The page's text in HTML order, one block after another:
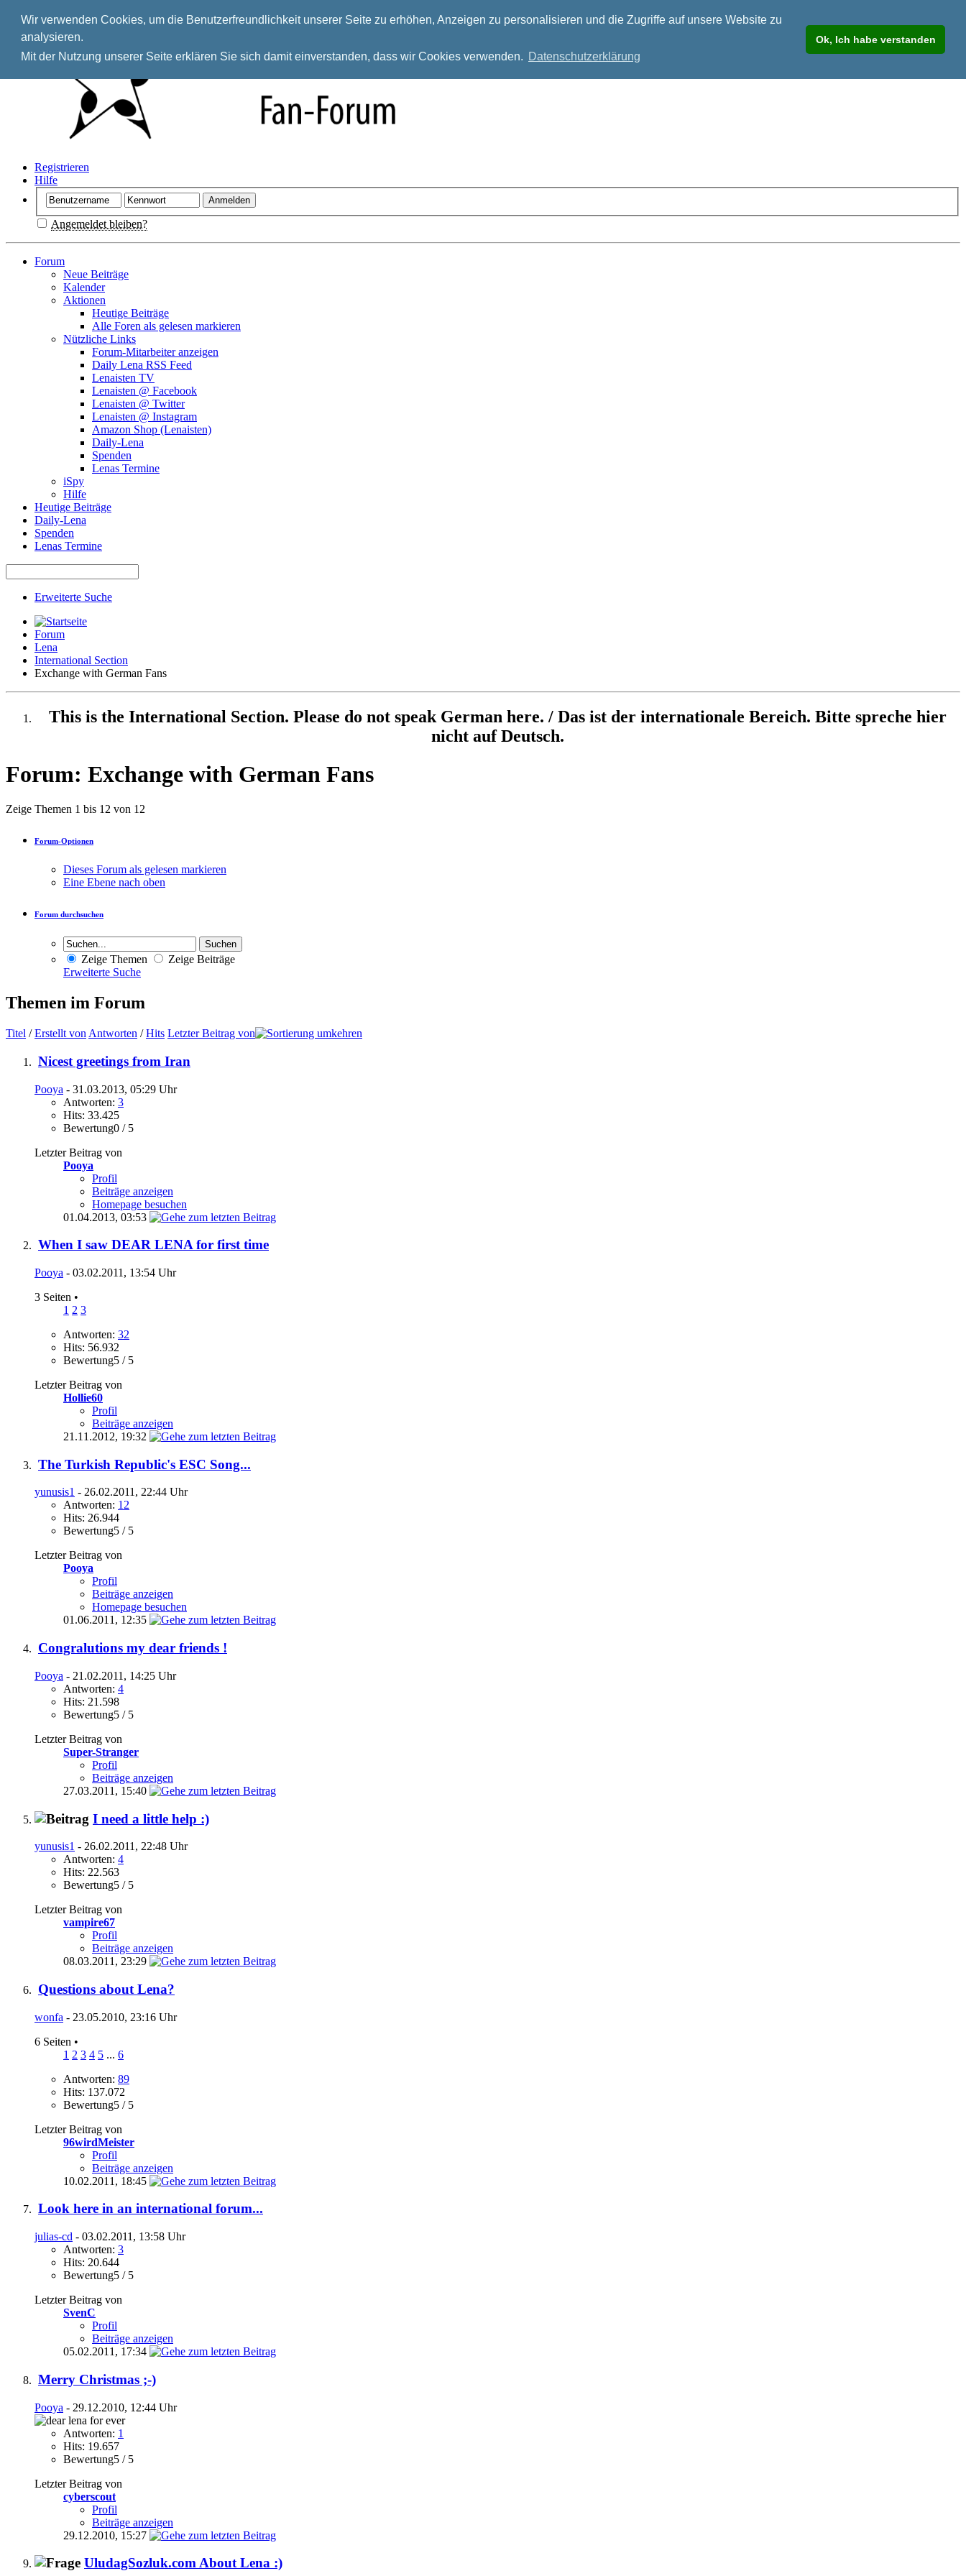
Wir verwenden Cookies, um die Benutzerfreundlichkeit unserer Seite zu erhöhen, Anzeigen zu personalisieren und die Zugriffe auf unsere Website zu
analysieren.
Mit der Nutzung unserer Seite erklären Sie sich damit einverstanden, dass wir Cookies verwenden. Datenschutzerklärung
Ok, Ich habe verstanden
Registrieren
Hilfe
Angemeldet bleiben?
Forum
Neue Beiträge
Kalender
Aktionen
Heutige Beiträge
Alle Foren als gelesen markieren
Nützliche Links
Forum-Mitarbeiter anzeigen
Daily Lena RSS Feed
Lenaisten TV
Lenaisten @ Facebook
Lenaisten @ Twitter
Lenaisten @ Instagram
Amazon Shop (Lenaisten)
Daily-Lena
Spenden
Lenas Termine
iSpy
Hilfe
Heutige Beiträge
Daily-Lena
Spenden
Lenas Termine
Erweiterte Suche
Forum
Lena
International Section
Exchange with German Fans
This is the International Section. Please do not speak German here. / Das ist der internationale Bereich. Bitte spreche hier
nicht auf Deutsch.
Forum: Exchange with German Fans
Zeige Themen 1 bis 12 von 12
Forum-Optionen
Dieses Forum als gelesen markieren
Eine Ebene nach oben
Forum durchsuchen
Zeige Themen
Zeige Beiträge
Erweiterte Suche
Themen im Forum
Titel /Erstellt von Antworten /Hits Letzter Beitrag von
Nicest greetings from Iran
Pooya - 31.03.2013, 05:29 Uhr
Antworten: 3
Hits: 33.425
Bewertung0 / 5
Letzter Beitrag von
Pooya
Profil
Beiträge anzeigen
Homepage besuchen
01.04.2013, 03:53
When I saw DEAR LENA for first time
Pooya - 03.02.2011, 13:54 Uhr
3 Seiten •
1 2 3
Antworten: 32
Hits: 56.932
Bewertung5 / 5
Letzter Beitrag von
Hollie60
Profil
Beiträge anzeigen
21.11.2012, 19:32
The Turkish Republic's ESC Song...
yunusis1 - 26.02.2011, 22:44 Uhr
Antworten: 12
Hits: 26.944
Bewertung5 / 5
Letzter Beitrag von
Pooya
Profil
Beiträge anzeigen
Homepage besuchen
01.06.2011, 12:35
Congralutions my dear friends !
Pooya - 21.02.2011, 14:25 Uhr
Antworten: 4
Hits: 21.598
Bewertung5 / 5
Letzter Beitrag von
Super-Stranger
Profil
Beiträge anzeigen
27.03.2011, 15:40
I need a little help :)
yunusis1 - 26.02.2011, 22:48 Uhr
Antworten: 4
Hits: 22.563
Bewertung5 / 5
Letzter Beitrag von
vampire67
Profil
Beiträge anzeigen
08.03.2011, 23:29
Questions about Lena?
wonfa - 23.05.2010, 23:16 Uhr
6 Seiten •
1 2 3 4 5 ... 6
Antworten: 89
Hits: 137.072
Bewertung5 / 5
Letzter Beitrag von
96wirdMeister
Profil
Beiträge anzeigen
10.02.2011, 18:45
Look here in an international forum...
julias-cd - 03.02.2011, 13:58 Uhr
Antworten: 3
Hits: 20.644
Bewertung5 / 5
Letzter Beitrag von
SvenC
Profil
Beiträge anzeigen
05.02.2011, 17:34
Merry Christmas ;-)
Pooya - 29.12.2010, 12:44 Uhr
Antworten: 1
Hits: 19.657
Bewertung5 / 5
Letzter Beitrag von
cyberscout
Profil
Beiträge anzeigen
29.12.2010, 15:27
UludagSozluk.com About Lena :)